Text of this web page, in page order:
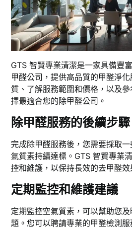
GTS 智賢專業清潔是一家具備豐
甲醛公司，提供高品質的甲醛淨
質、了解服務範圍和價格，以及
擇最適合您的除甲醛公司。
除甲醛服務的後續步驟
完成除甲醛服務後，您需要採取
氣質素持續達標。GTS 智賢專業
控和維護，以保持長效的去甲醛效
定期監控和維護建議
定期監控空氣質素，可以幫助您
題。您可以聘請專業的甲醛檢測